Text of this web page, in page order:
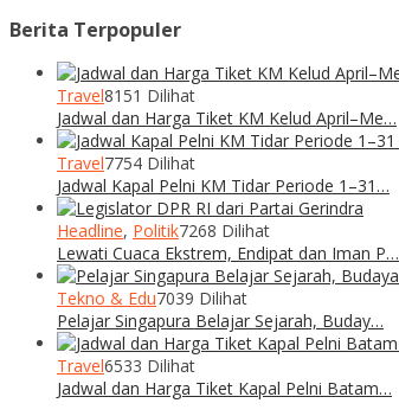
Berita Terpopuler
Travel8151 Dilihat
Jadwal dan Harga Tiket KM Kelud April–Me…
Travel7754 Dilihat
Jadwal Kapal Pelni KM Tidar Periode 1–31…
Headline, Politik7268 Dilihat
Lewati Cuaca Ekstrem, Endipat dan Iman P…
Tekno & Edu7039 Dilihat
Pelajar Singapura Belajar Sejarah, Buday…
Travel6533 Dilihat
Jadwal dan Harga Tiket Kapal Pelni Batam…